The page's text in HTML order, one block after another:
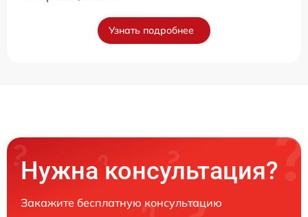
Узнать подробнее
Нужна консультация?
Закажите бесплатную консультацию